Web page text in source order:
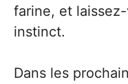
farine, et
instinct.
Dans les